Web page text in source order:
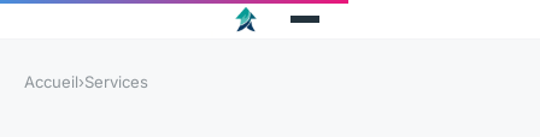
Accueil›Services